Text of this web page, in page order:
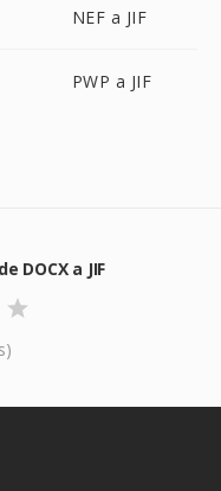
NEF a JIF
PWP a JIF
DOCX a JIF